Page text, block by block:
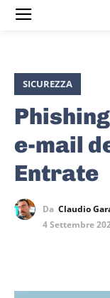
SICUREZZA
e-mail
Entrate
Da Claudio
4 Settembre